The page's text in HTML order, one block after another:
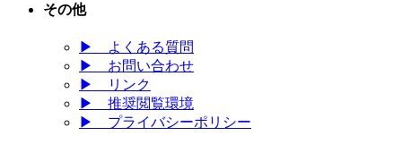
その他
▶
よくある質問
▶ お問い合わせ
▶
リンク
▶ 推奨閲覧環境
▶ プライバシーポリシー